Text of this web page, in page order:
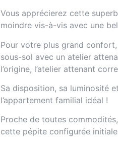
Vous apprécierez cette
moindre vis-à-vis avec une
Pour votre plus grand
sous-sol avec un atelier
l’origine, l’atelier attenant
Sa disposition, sa luminosité
l’appartement familial idéal !
Proche de toutes
cette pépite configurée